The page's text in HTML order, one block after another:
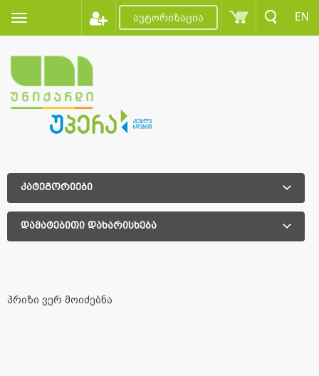
ავტორიზაცია EN
კატეგორიები
დამატებითი დახარისხება
პრიზი ვერ მოიძებნა